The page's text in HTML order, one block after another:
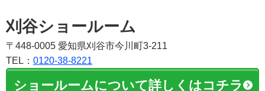
刈谷ショールーム
〒448-0005 愛知県刈谷市今川町3-211
TEL： 0120-38-8221
ショールームについて詳しくはコチラ